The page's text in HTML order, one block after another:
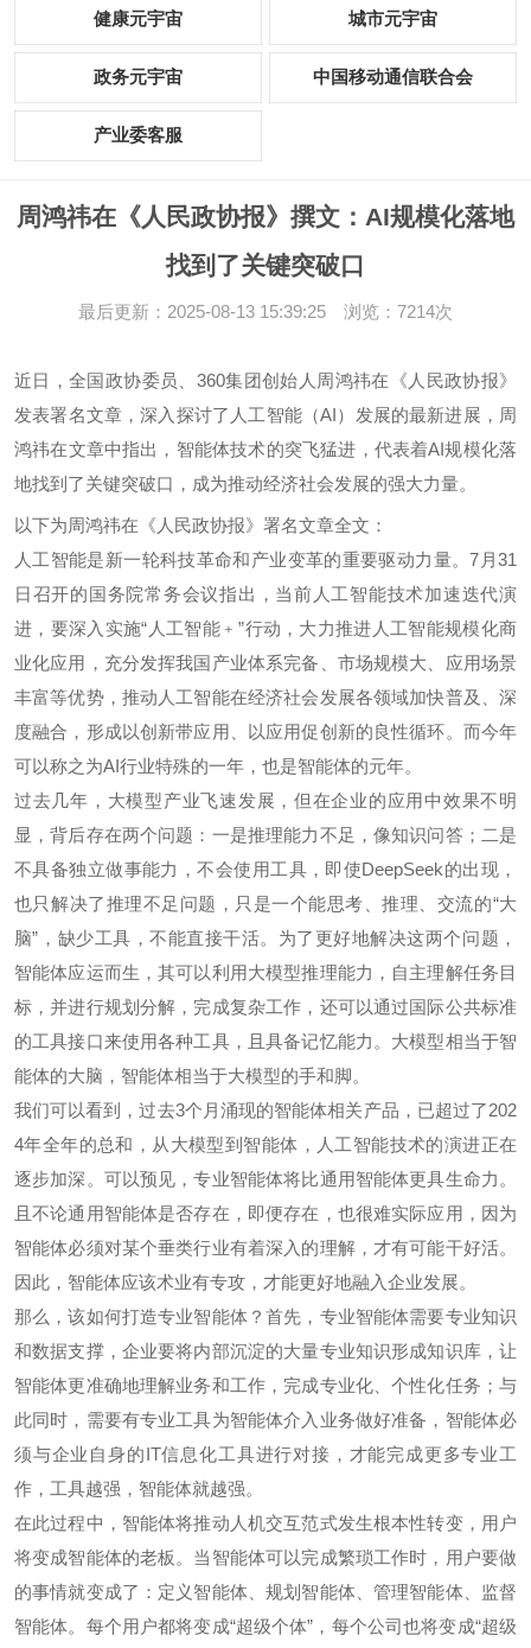
健康元宇宙 城市元宇宙
政务元宇宙 中国移动通信联合会
产业委客服
周鸿祎在《人民政协报》撰文：AI规模化落地
找到了关键突破口
最后更新：2025-08-13 15:39:25 浏览：7214次
近日，全国政协委员、360集团创始人周鸿祎在《人民政协报》
发表署名文章，深入探讨了人工智能（AI）发展的最新进展，周
鸿祎在文章中指出，智能体技术的突飞猛进，代表着AI规模化落
地找到了关键突破口，成为推动经济社会发展的强大力量。
以下为周鸿祎在《人民政协报》署名文章全文：
人工智能是新一轮科技革命和产业变革的重要驱动力量。7月31
日召开的国务院常务会议指出，当前人工智能技术加速迭代演
进，要深入实施“人工智能﹢”行动，大力推进人工智能规模化商
业化应用，充分发挥我国产业体系完备、市场规模大、应用场景
丰富等优势，推动人工智能在经济社会发展各领域加快普及、深
度融合，形成以创新带应用、以应用促创新的良性循环。而今年
可以称之为AI行业特殊的一年，也是智能体的元年。
过去几年，大模型产业飞速发展，但在企业的应用中效果不明
显，背后存在两个问题：一是推理能力不足，像知识问答；二是
不具备独立做事能力，不会使用工具，即使DeepSeek的出现，
也只解决了推理不足问题，只是一个能思考、推理、交流的“大
脑”，缺少工具，不能直接干活。为了更好地解决这两个问题，
智能体应运而生，其可以利用大模型推理能力，自主理解任务目
标，并进行规划分解，完成复杂工作，还可以通过国际公共标准
的工具接口来使用各种工具，且具备记忆能力。大模型相当于智
能体的大脑，智能体相当于大模型的手和脚。
我们可以看到，过去3个月涌现的智能体相关产品，已超过了202
4年全年的总和，从大模型到智能体，人工智能技术的演进正在
逐步加深。可以预见，专业智能体将比通用智能体更具生命力。
且不论通用智能体是否存在，即便存在，也很难实际应用，因为
智能体必须对某个垂类行业有着深入的理解，才有可能干好活。
因此，智能体应该术业有专攻，才能更好地融入企业发展。
那么，该如何打造专业智能体？首先，专业智能体需要专业知识
和数据支撑，企业要将内部沉淀的大量专业知识形成知识库，让
智能体更准确地理解业务和工作，完成专业化、个性化任务；与
此同时，需要有专业工具为智能体介入业务做好准备，智能体必
须与企业自身的IT信息化工具进行对接，才能完成更多专业工
作，工具越强，智能体就越强。
在此过程中，智能体将推动人机交互范式发生根本性转变，用户
将变成智能体的老板。当智能体可以完成繁琐工作时，用户要做
的事情就变成了：定义智能体、规划智能体、管理智能体、监督
智能体。每个用户都将变成“超级个体”，每个公司也将变成“超级